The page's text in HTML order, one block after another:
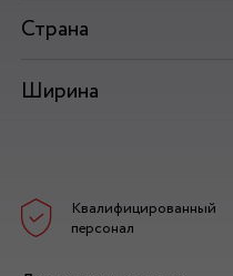
Страна
Ширина
Квалифицированный
персонал